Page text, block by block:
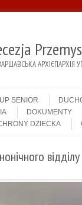
АРХІЄПАРХІЯ
SENIOR
DOKUMENTY
DZIECKA